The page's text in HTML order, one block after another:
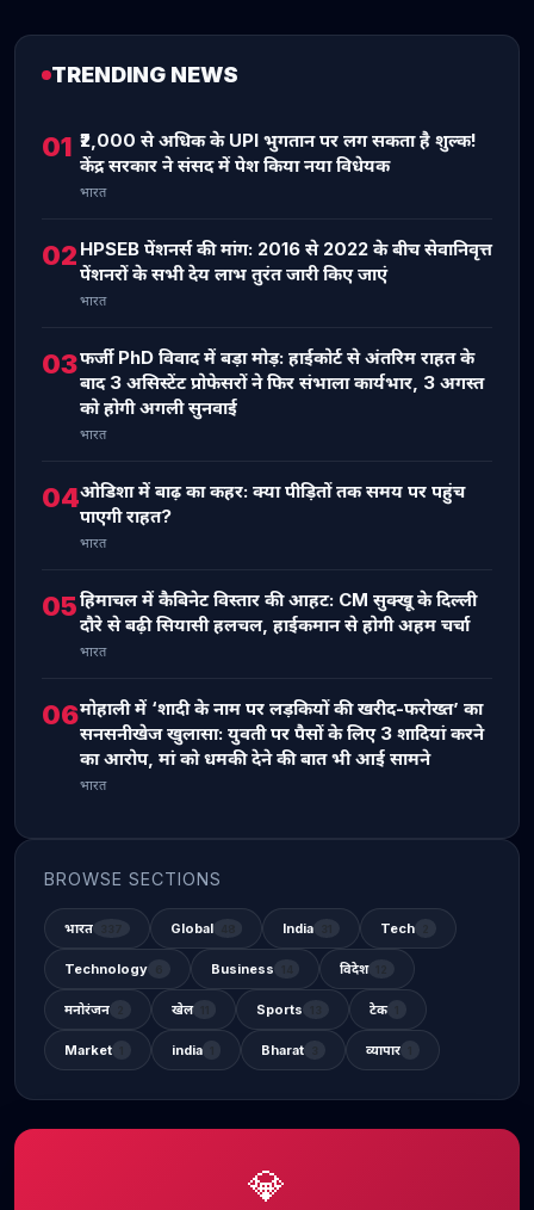
TRENDING NEWS
01 ₹2,000 से अधिक के UPI भुगतान पर लग सकता है शुल्क!
केंद्र सरकार ने संसद में पेश किया नया विधेयक
भारत
02 HPSEB पेंशनर्स की मांग: 2016 से 2022 के बीच सेवानिवृत्त
पेंशनरों के सभी देय लाभ तुरंत जारी किए जाएं
भारत
03फर्जी PhD विवाद में बड़ा मोड़: हाईकोर्ट से अंतरिम राहत के
बाद 3 असिस्टेंट प्रोफेसरों ने फिर संभाला कार्यभार, 3 अगस्त
को होगी अगली सुनवाई
भारत
04ओडिशा में बाढ़ का कहर: क्या पीड़ितों तक समय पर पहुंच
पाएगी राहत?
भारत
05हिमाचल में कैबिनेट विस्तार की आहट: CM सुक्खू के दिल्ली
दौरे से बढ़ी सियासी हलचल, हाईकमान से होगी अहम चर्चा
भारत
06मोहाली में ‘शादी के नाम पर लड़कियों की खरीद-फरोख्त’ का
सनसनीखेज खुलासा: युवती पर पैसों के लिए 3 शादियां करने
का आरोप, मां को धमकी देने की बात भी आई सामने
भारत
BROWSE SECTIONS
भारत Global India Tech
Technology Business विदेश
मनोरंजन खेल Sports टेक
Market india Bharat व्यापार
💎